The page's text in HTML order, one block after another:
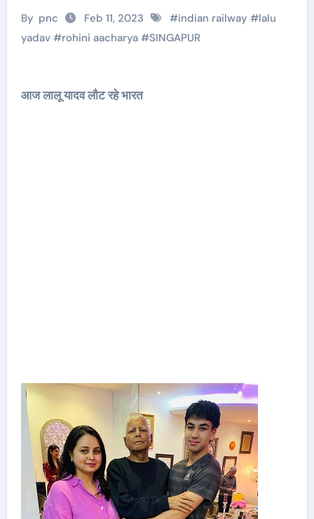
By pnc Feb 11, 2023 #indian railway #lalu
yadav#rohini aacharya#SINGAPUR
आज लालू यादव लौट रहे भारत